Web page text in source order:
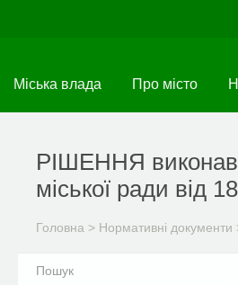
Міська влада Про місто
РІШЕННЯ
міської ради від
Головна > Нормативні документи